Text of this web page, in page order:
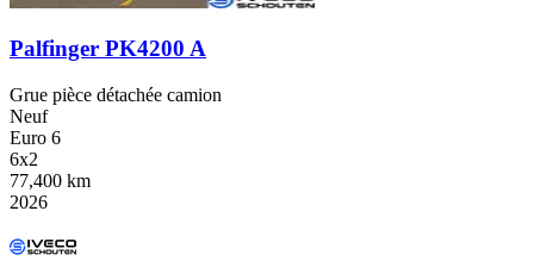
Palfinger PK4200 A
Grue pièce détachée camion
Neuf
Euro 6
6x2
77,400 km
2026